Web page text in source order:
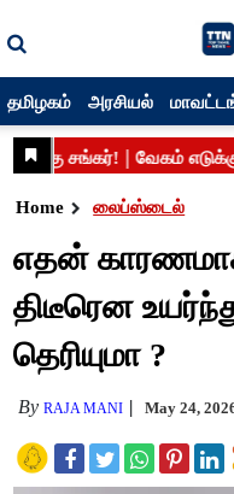
தமிழகம் அரசியல்
Home லைப்ஸ்டைல்
எதன்
திடீரென
தெரியுமா ?
ByRAJA MANI May 24,